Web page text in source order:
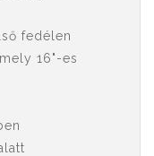
fedélen
16"-es